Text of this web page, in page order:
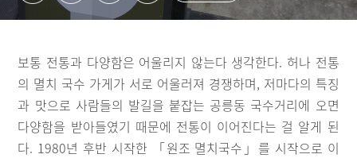
보통 전통과 다양함은 어울리지 않는다 생각한다. 허나 전통
의 멸치 국수 가게가 서로 어울러져 경쟁하며, 저마다의 특징
과 맛으로 사람들의 발길을 붙잡는 공릉동 국수거리에 오면
다양함을 받아들였기 때문에 전통이 이어진다는 걸 알게 된
다. 1980년 후반 시작한 「원조 멸치국수」를 시작으로 이